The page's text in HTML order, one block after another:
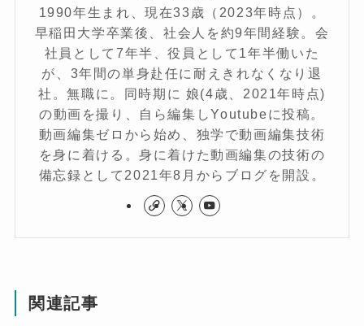
1990年生まれ、現在33歳（2023年時点）。
早稲田大学卒業後、社会人を約9年間経験。会
社員として7年半、役員として1年半働いた
が、3年間の単身赴任に耐えきれなくなり退
社。無職に。同時期に 娘(4歳、2021年時点)
の動画を撮り、自ら編集しYoutubeに投稿。
動画編集ゼロから始め、独学で動画編集技術
を身に着ける。身に着けた動画編集の技術の
備忘録として2021年8月からブログを開設。
関連記事